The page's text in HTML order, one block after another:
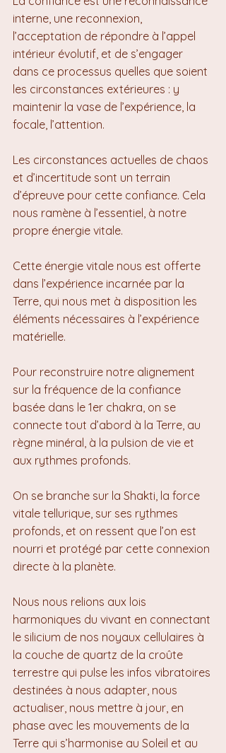
interne, une reconnexion,
l’acceptation de répondre à l’appel
intérieur évolutif, et de s’engager
dans ce processus quelles que soient
les circonstances extérieures : y
maintenir la vase de l’expérience, la
focale, l’attention.
Les circonstances actuelles de chaos
et d’incertitude sont un terrain
d’épreuve pour cette confiance. Cela
nous ramène à l’essentiel, à notre
propre énergie vitale.
Cette énergie vitale nous est offerte
dans l’expérience incarnée par la
Terre, qui nous met à disposition les
éléments nécessaires à l’expérience
matérielle.
Pour reconstruire notre alignement
sur la fréquence de la confiance
basée dans le 1er chakra, on se
connecte tout d’abord à la Terre, au
règne minéral, à la pulsion de vie et
aux rythmes profonds.
On se branche sur la Shakti, la force
vitale tellurique, sur ses rythmes
profonds, et on ressent que l’on est
nourri et protégé par cette connexion
directe à la planète.
Nous nous relions aux lois
harmoniques du vivant en connectant
le silicium de nos noyaux cellulaires à
la couche de quartz de la croûte
terrestre qui pulse les infos vibratoires
destinées à nous adapter, nous
actualiser, nous mettre à jour, en
phase avec les mouvements de la
Terre qui s’harmonise au Soleil et au